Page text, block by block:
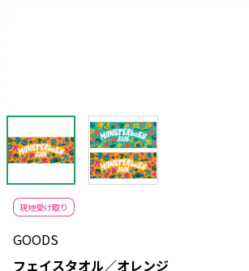
現地受け取り
GOODS
フェイスタオル／オレンジ